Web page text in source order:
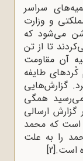
سراسر
و وزارت
مى‌شود که
تا از تن
آن مقاومت
کُردهاى طایفه
گزارش‌هایى
مى‌رسید همگى
گزارش ارسالى
است که محمد
را به علت
است.[2]